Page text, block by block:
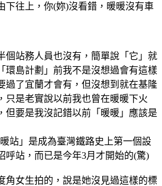
下往上，你(妳)沒看錯，暖暖沒有車
個站務人員也沒有，簡單說「它」就
環島計劃」前我不是沒想過會有這樣
過了宜蘭才會有，但沒想到就在基隆
只是老實說以前我也曾在暖暖下火
但要是我沒記錯以前「暖暖」應該是
站」是成為臺灣鐵路史上第一個設
呼站，而已是今年3月才開始的(驚)
角女生拍的，說是她沒見過這樣的標